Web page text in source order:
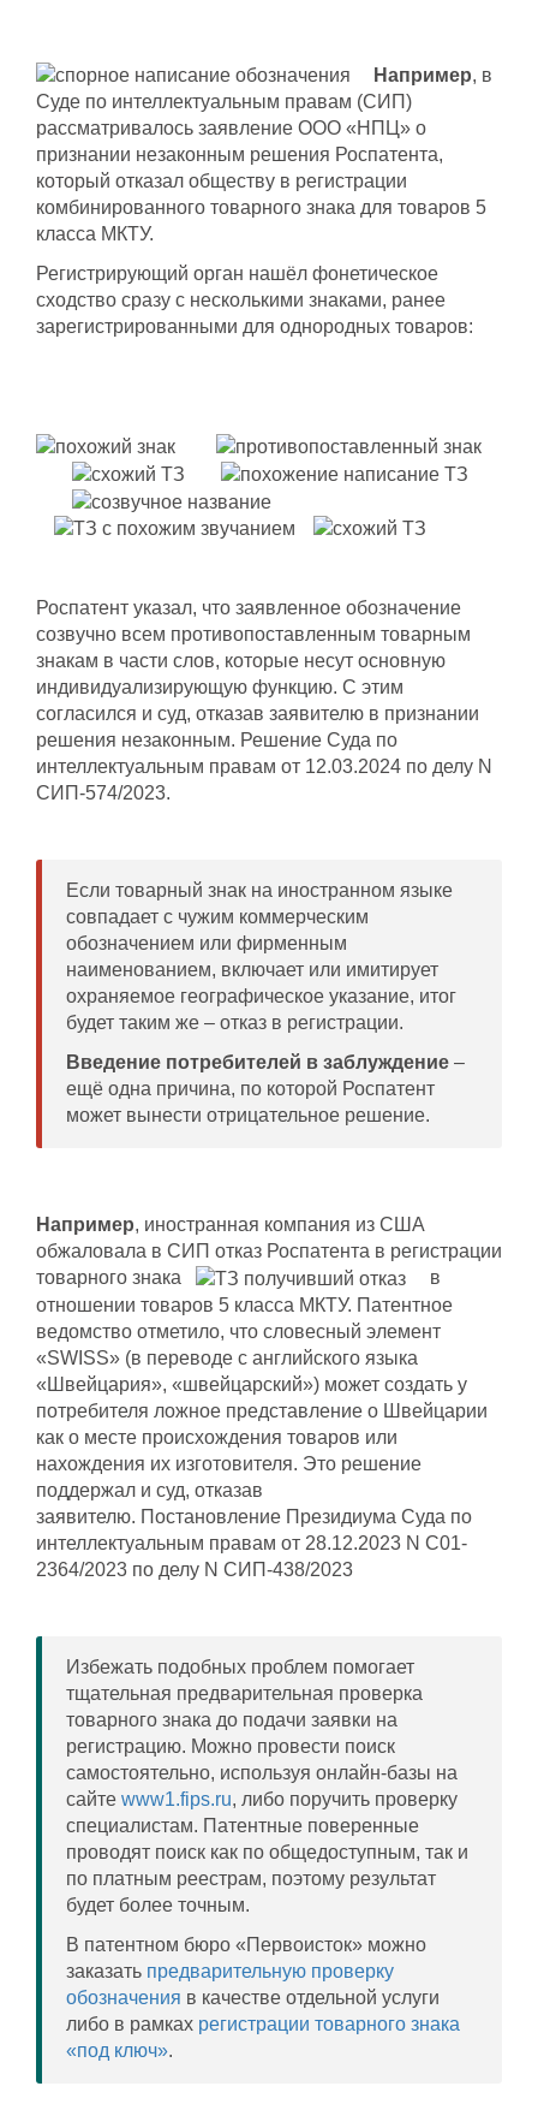
Например, в
Суде по интеллектуальным правам (СИП)
рассматривалось заявление ООО «НПЦ» о
признании незаконным решения Роспатента,
который отказал обществу в регистрации
комбинированного товарного знака для товаров 5
класса МКТУ.
Регистрирующий орган нашёл фонетическое
сходство сразу с несколькими знаками, ранее
зарегистрированными для однородных товаров:
Роспатент указал, что заявленное обозначение
созвучно всем противопоставленным товарным
знакам в части слов, которые несут основную
индивидуализирующую функцию. С этим
согласился и суд, отказав заявителю в признании
решения незаконным. Решение Суда по
интеллектуальным правам от 12.03.2024 по делу N
СИП-574/2023.
Если товарный знак на иностранном языке
совпадает с чужим коммерческим
обозначением или фирменным
наименованием, включает или имитирует
охраняемое географическое указание, итог
будет таким же – отказ в регистрации.
Введение потребителей в заблуждение –
ещё одна причина, по которой Роспатент
может вынести отрицательное решение.
Например, иностранная компания из США
обжаловала в СИП отказ Роспатента в регистрации
товарного знака
в
отношении товаров 5 класса МКТУ. Патентное
ведомство отметило, что словесный элемент
«SWISS» (в переводе с английского языка
«Швейцария», «швейцарский») может создать у
потребителя ложное представление о Швейцарии
как о месте происхождения товаров или
нахождения их изготовителя. Это решение
поддержал и суд, отказав
заявителю. Постановление Президиума Суда по
интеллектуальным правам от 28.12.2023 N С01-
2364/2023 по делу N СИП-438/2023
Избежать подобных проблем помогает
тщательная предварительная проверка
товарного знака до подачи заявки на
регистрацию. Можно провести поиск
самостоятельно, используя онлайн-базы на
сайте www1.fips.ru, либо поручить проверку
специалистам. Патентные поверенные
проводят поиск как по общедоступным, так и
по платным реестрам, поэтому результат
будет более точным.
В патентном бюро «Первоисток» можно
заказать предварительную проверку
обозначения в качестве отдельной услуги
либо в рамках регистрации товарного знака
«под ключ».